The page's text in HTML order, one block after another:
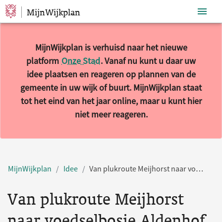
Sla navigatie over
MijnWijkplan
MijnWijkplan is verhuisd naar het nieuwe
platform Onze Stad. Vanaf nu kunt u daar uw
idee plaatsen en reageren op plannen van de
gemeente in uw wijk of buurt. MijnWijkplan staat
tot het eind van het jaar online, maar u kunt hier
niet meer reageren.
MijnWijkplan Idee Van plukroute Meijhorst naar voedselbosje Aldenhof
Van plukroute Meijhorst